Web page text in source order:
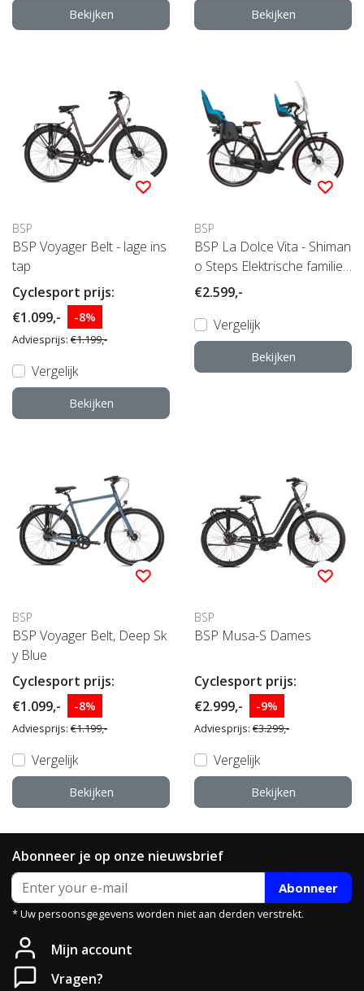
Bekijken Bekijken
BSP
BSP Voyager Belt - lage ins
tap
Cyclesport prijs:
€1.099,-
-8%
Adviesprijs: €1.199,-
Vergelijk
Bekijken
BSP
BSP La Dolce Vita - Shiman
o Steps Elektrische familie
fiets
€2.599,-
Vergelijk
Bekijken
BSP
BSP Voyager Belt, Deep Sk
y Blue
Cyclesport prijs:
€1.099,-
-8%
Adviesprijs: €1.199,-
Vergelijk
Bekijken
BSP
BSP Musa-S Dames
Cyclesport prijs:
€2.999,-
-9%
Adviesprijs: €3.299,-
Vergelijk
Bekijken
Abonneer je op onze nieuwsbrief
Abonneer
* Uw persoonsgegevens worden niet aan derden verstrekt.
Mijn account
Vragen?
Heb je een vraag?
Neem gerust contact met ons op.